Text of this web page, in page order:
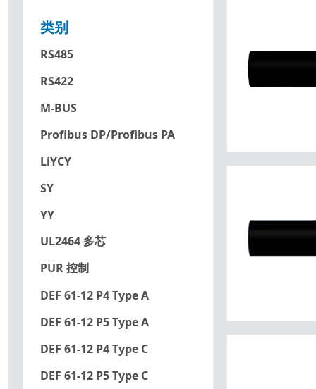
类别
RS485
RS422
M-BUS
Profibus DP/Profibus PA
LiYCY
SY
YY
UL2464 多芯
PUR 控制
DEF 61-12 P4 Type A
DEF 61-12 P5 Type A
DEF 61-12 P4 Type C
DEF 61-12 P5 Type C